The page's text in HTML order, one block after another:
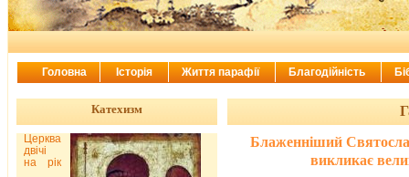
Блаженніший
викликає
Катехизм
Церква
двічі
на рік
Головна Історія Життя парафії Благодійність